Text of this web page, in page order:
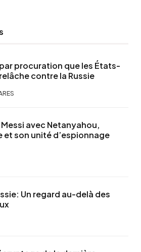
procuration que les États-
contre la Russie
avec Netanyahou,
et son unité d’espionnage
Un regard au-delà des